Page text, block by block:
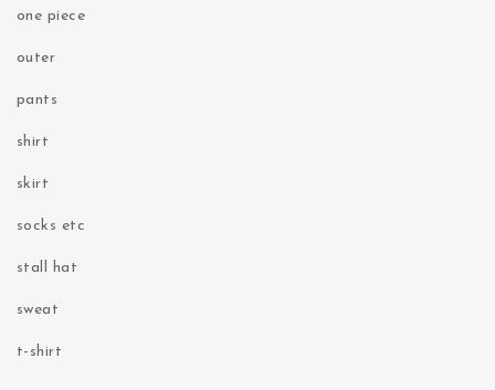
one piece
outer
pants
shirt
skirt
socks etc
stall hat
sweat
t-shirt